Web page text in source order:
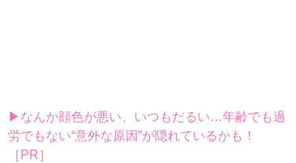
▶なんか顔色が悪い、いつもだるい…年齢でも過
労でもない“意外な原因”が隠れているかも！
［PR］